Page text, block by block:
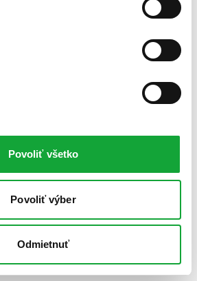
Povoliť všetko
Povoliť výber
Odmietnuť